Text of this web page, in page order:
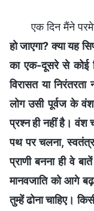
एक दिन मैंने
हो जाएगा? क्या यह
का एक-दूसरे से कोई
विरासत या
लोग उसी पूर्वज के
प्रश्न ही नहीं है। वंश
पथ पर चलना,
प्राणी बनना ही वे
मानवजाति को आगे
तुम्हें ढोना चाहिए।